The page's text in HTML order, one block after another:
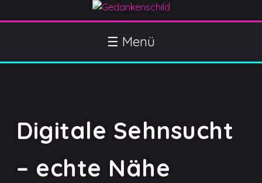
k
t
☰ Menü
Digitale Sehnsucht
– echte Nähe